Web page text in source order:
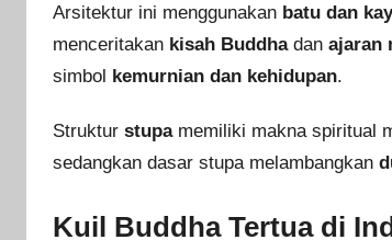
Arsitektur ini menggunakan batu dan
menceritakan kisah Buddhadan ajaran
simbol kemurnian dan kehidupan.
Struktur stupamemiliki makna spiritual
sedangkan dasar stupa melambangkan
Kuil Buddha Tertua di